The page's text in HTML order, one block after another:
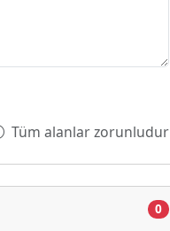
Tüm alanlar zorunludur
0